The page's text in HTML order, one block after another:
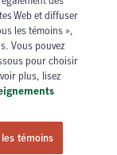
Web et diffuser
les témoins »,
Vous pouvez
pour choisir
plus, lisez
témoins